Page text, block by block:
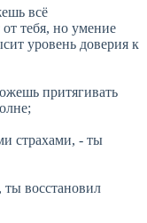
всё
от тебя, но умение
уровень доверия к
притягивать
страхами, - ты
ты восстановил